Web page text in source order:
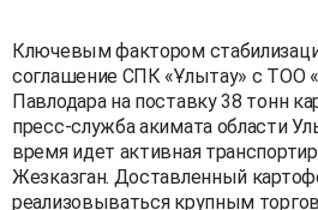
Ключевым фактором
соглашение СПК «Ұлытау» с ТОО
Павлодара на поставку 38 тонн
пресс-служба акимата области
время идет активная
Жезказган. Доставленный
реализовываться крупным